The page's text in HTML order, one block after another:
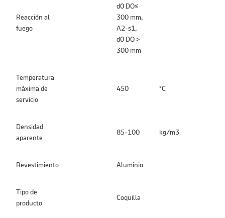
Reacción al
fuego
d0 DO≤
300 mm,
A2-s1,
d0 DO >
300 mm
Temperatura
máxima de
servicio
450 °C
Densidad
aparente
85-100 kg/m3
Revestimiento Aluminio
Tipo de
producto
Coquilla